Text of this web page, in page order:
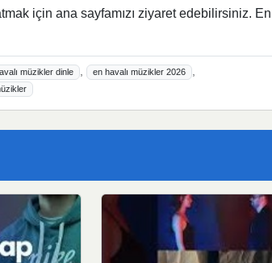
için ana sayfamızı ziyaret edebilirsiniz. En
müzikler dinle , en havalı müzikler 2026 ,